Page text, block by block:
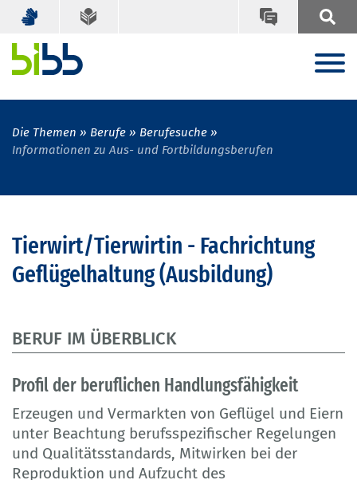
Die Themen Berufe
Berufesuche
Informationen zu Aus- und Fortbildungsberufen
Tierwirt/Tierwirtin - Fachrichtung
Geflügelhaltung (Ausbildung)
BERUF IM ÜBERBLICK
Profil der beruflichen Handlungsfähigkeit
Erzeugen und Vermarkten von Geflügel und Eiern
unter Beachtung berufsspezifischer Regelungen
und Qualitätsstandards, Mitwirken bei der
Reproduktion und Aufzucht des